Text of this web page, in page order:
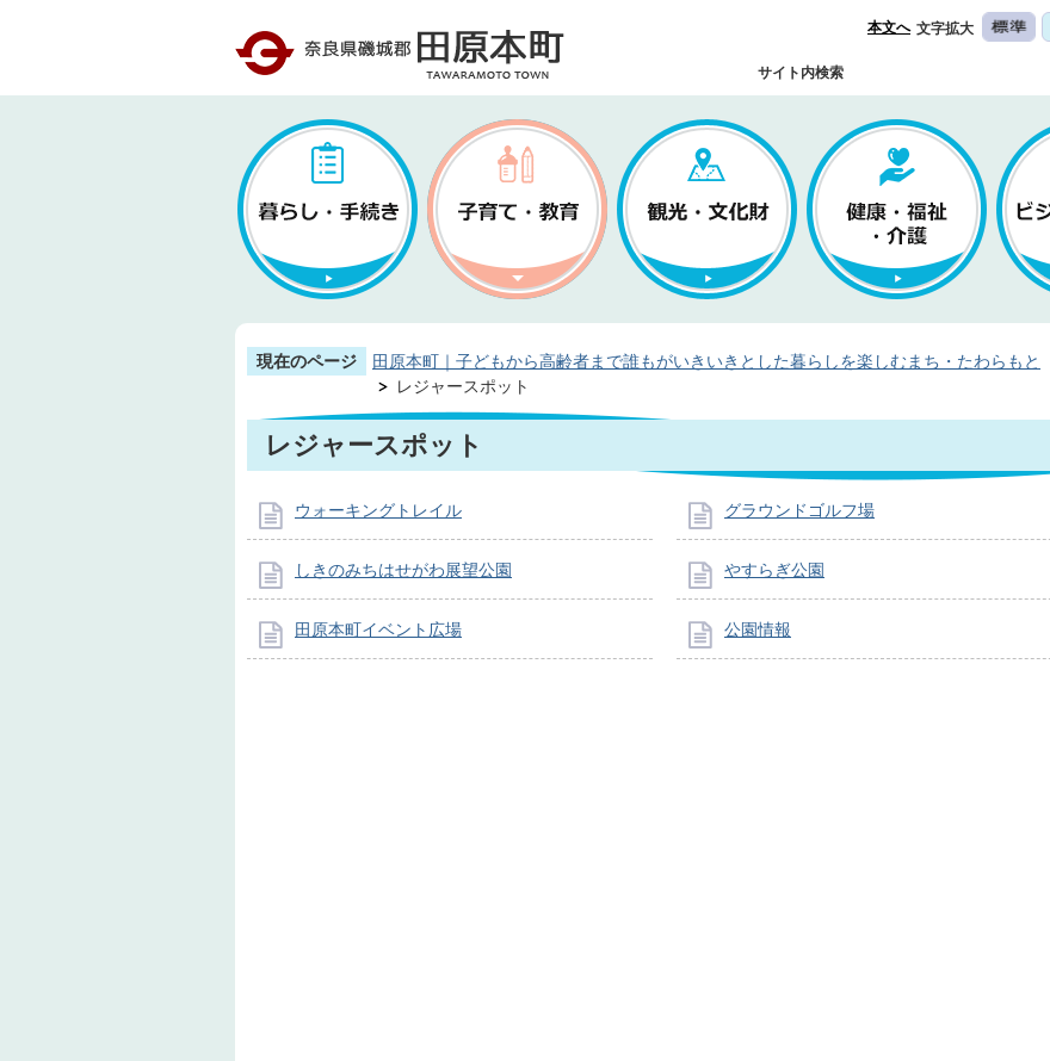
本文へ 文字拡大
サイト内検索
現在のページ 田原本町｜子どもから高齢者まで誰もがいきいきとした暮らしを楽しむまち・たわらもと
レジャースポット
レジャースポット
ウォーキングトレイル グラウンドゴルフ場
しきのみちはせがわ展望公園 やすらぎ公園
田原本町イベント広場 公園情報